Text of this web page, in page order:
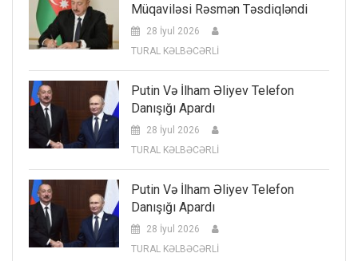
Müqaviləsi Rəsmən Təsdiqləndi
28 İyul 2026
TURAL KƏLBƏCƏRLİ
Putin Və İlham Əliyev Telefon
Danışığı Apardı
28 İyul 2026
TURAL KƏLBƏCƏRLİ
Putin Və İlham Əliyev Telefon
Danışığı Apardı
28 İyul 2026
TURAL KƏLBƏCƏRLİ